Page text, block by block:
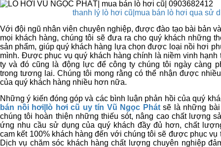
thanh lý lò hơi cũ|mua bán lò hơi qua sử
Với đội ngũ nhân viên chuyên nghiệp, được đào tạo bài bản
mọi khách hàng, chúng tôi sẽ đưa ra cho quý khách những
sản phẩm, giúp quý khách hàng lựa chọn được loại nồi hơi
mình. Được phục vụ quý khách hàng chính là niềm vinh hạnh
ty và đó cũng là động lực để công ty chúng tôi ngày càng
trong tương lai. Chúng tôi mong rằng có thể nhận được
của quý khách hàng nhiều hơn nữa.
Những ý kiến đóng góp và các bình luận phản hồi của quý
bán nồi hơi|lò hơi cũ uy tín Vũ Ngọc Phátsẽ là những bài
chúng tôi hoàn thiện những thiếu sót, nâng cao chất lượng
ứng nhu cầu sử dụng của quý khách đầy đủ hơn, chất
cam kết 100% khách hàng đến với chúng tôi sẽ được phục vụ
Dịch vụ chăm sóc khách hàng chất lượng chuyên nghiệp